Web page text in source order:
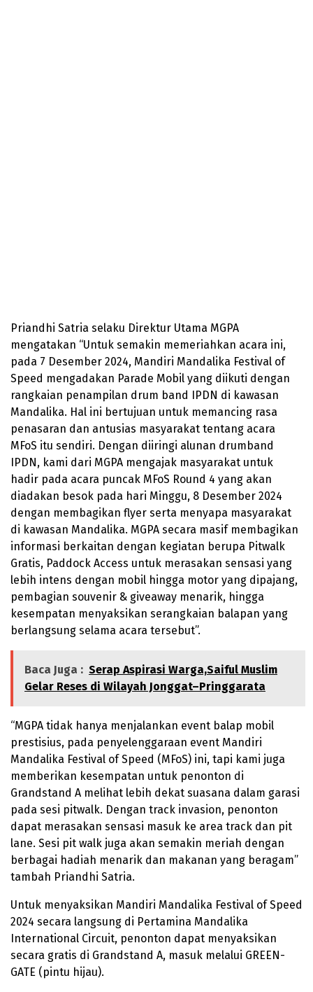
Priandhi Satria selaku Direktur Utama MGPA
mengatakan “Untuk semakin memeriahkan acara ini,
pada 7 Desember 2024, Mandiri Mandalika Festival of
Speed mengadakan Parade Mobil yang diikuti dengan
rangkaian penampilan drum band IPDN di kawasan
Mandalika. Hal ini bertujuan untuk memancing rasa
penasaran dan antusias masyarakat tentang acara
MFoS itu sendiri. Dengan diiringi alunan drumband
IPDN, kami dari MGPA mengajak masyarakat untuk
hadir pada acara puncak MFoS Round 4 yang akan
diadakan besok pada hari Minggu, 8 Desember 2024
dengan membagikan flyer serta menyapa masyarakat
di kawasan Mandalika. MGPA secara masif membagikan
informasi berkaitan dengan kegiatan berupa Pitwalk
Gratis, Paddock Access untuk merasakan sensasi yang
lebih intens dengan mobil hingga motor yang dipajang,
pembagian souvenir & giveaway menarik, hingga
kesempatan menyaksikan serangkaian balapan yang
berlangsung selama acara tersebut”.
Baca Juga : Serap Aspirasi Warga,Saiful Muslim
Gelar Reses di Wilayah Jonggat–Pringgarata
“MGPA tidak hanya menjalankan event balap mobil
prestisius, pada penyelenggaraan event Mandiri
Mandalika Festival of Speed (MFoS) ini, tapi kami juga
memberikan kesempatan untuk penonton di
Grandstand A melihat lebih dekat suasana dalam garasi
pada sesi pitwalk. Dengan track invasion, penonton
dapat merasakan sensasi masuk ke area track dan pit
lane. Sesi pit walk juga akan semakin meriah dengan
berbagai hadiah menarik dan makanan yang beragam”
tambah Priandhi Satria.
Untuk menyaksikan Mandiri Mandalika Festival of Speed
2024 secara langsung di Pertamina Mandalika
International Circuit, penonton dapat menyaksikan
secara gratis di Grandstand A, masuk melalui GREEN-
GATE (pintu hijau).